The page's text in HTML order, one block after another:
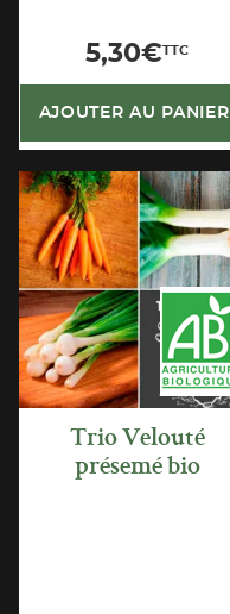
5,30€TTC
AJOUTER AU PANIER
Trio Velouté
présemé bio
APERÇU
RAPIDE